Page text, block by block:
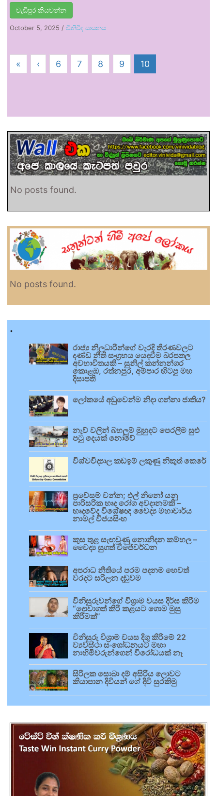
වැඩිපුර කියවන්න
October 5, 2025 / විනිවිද සායනය
« ‹ 6 7 8 9 10
No posts found.
No posts found.
.
රාජ්‍ය නිලධාරීන්ගේ වැරදි තීරණවලට
දණ්ඩ නීති සංග්‍රහය යෙදවීම බරපතල
අවභාවිතයකි – සුනිල් කන්නන්ගර
කොළඹ, රත්නපුර, අම්පාර හිටපු මහ
දිසාපති
ලෝකයේ අඩුවෙන්ම නිදා ගන්නා ජාතිය?
නැව් වලින් බහලුම් මුහුදට පෙරලීම සුළු
පටු දෙයක් නොවේ
විශ්වවිද්‍යාල කඩඉම් ලකුණු නිකුත් කෙරේ
ප්‍රවේසම් වන්න; එල් නිනෝ යනු
පාරිසරික හෘද රෝග අවදානමකි –
හෘදවේද විශේෂඥ වෛද්‍ය මහාචාර්ය
නාමල් විජයසිංහ
කුස තුළ සැඟවුණු නොනිදන කම්හල –
වෛද්‍ය සුගත් විජේවර්ධන
අපරාධ නීතියේ පරම පදනම හෙවත්
වරදට සරිලන දඬුවම
විනිසුරුවන්ගේ විශ්‍රාම වයස දීර්ඝ කිරීම
“දොවාගත් කිරි කළයට ගොම මුසු
කිරීමක්”
විනිසුරු විශ්‍රාම වයස දිගු කිරීමේ 22
ව්‍යවස්ථා සංශෝධනයට මහා
නාහිමිවරුන්ගෙන් විරෝධයක් නෑ
සිරිලක සොබා දම් අසිරිය ලොවට
කියාපාන දිවියන් ගේ දිවි සුරකිමු